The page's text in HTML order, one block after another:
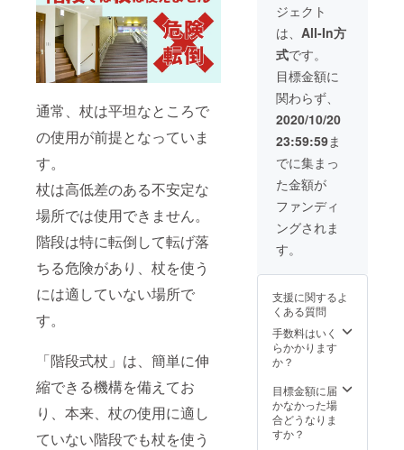
通常、杖は平坦なところで
の使用が前提となっていま
す。
杖は高低差のある不安定な
場所では使用できません。
階段は特に転倒して転げ落
ちる危険があり、杖を使う
には適していない場所で
す。
「階段式杖」は、簡単に伸
縮できる機構を備えてお
り、本来、杖の使用に適し
ていない階段でも杖を使う
ジェクト
は、 All-In方
式です。
目標金額に
関わらず、
2020/10/20
23:59:59ま
でに集まっ
た金額が
ファンディ
ングされま
す。
支援に関するよ
くある質問
手数料はいく
らかかります
か？
目標金額に届
かなかった場
合どうなりま
すか？